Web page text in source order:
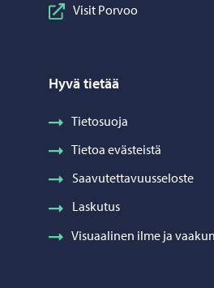
Visit Porvoo
Hyvä tietää
Tietosuoja
Tietoa evästeistä
Saavutettavuusseloste
Laskutus
Visuaalinen ilme ja